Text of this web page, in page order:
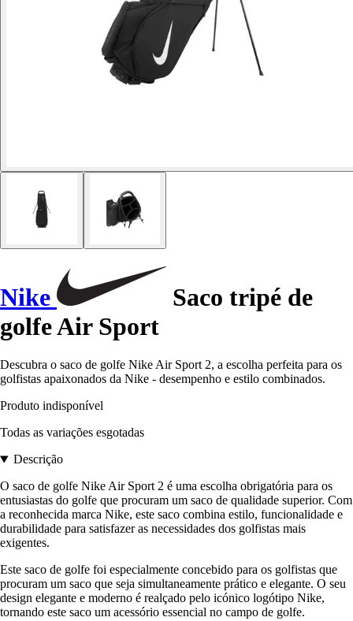
Nike
Saco tripé de
golfe Air Sport
Descubra o saco de golfe Nike Air Sport 2, a escolha perfeita para os
golfistas apaixonados da Nike - desempenho e estilo combinados.
Produto indisponível
Todas as variações esgotadas
Descrição
O saco de golfe Nike Air Sport 2 é uma escolha obrigatória para os
entusiastas do golfe que procuram um saco de qualidade superior. Com
a reconhecida marca Nike, este saco combina estilo, funcionalidade e
durabilidade para satisfazer as necessidades dos golfistas mais
exigentes.
Este saco de golfe foi especialmente concebido para os golfistas que
procuram um saco que seja simultaneamente prático e elegante. O seu
design elegante e moderno é realçado pelo icónico logótipo Nike,
tornando este saco um acessório essencial no campo de golfe.